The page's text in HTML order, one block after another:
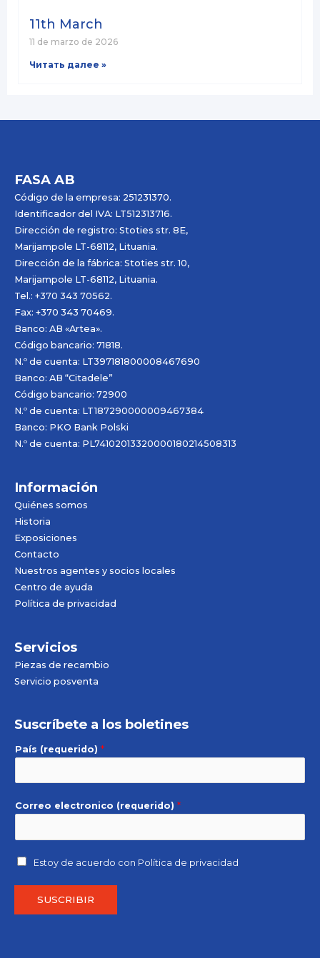
11th March
11 de marzo de 2026
Читать далее »
FASA AB
Código de la empresa: 251231370.
Identificador del IVA: LT512313716.
Dirección de registro: Stoties str. 8E,
Marijampole LT-68112, Lituania.
Dirección de la fábrica: Stoties str. 10,
Marijampole LT-68112, Lituania.
Tel.: +370 343 70562.
Fax: +370 343 70469.
Banco: AB «Artea».
Código bancario: 71818.
N.º de cuenta: LT397181800008467690
Banco: AB “Citadele”
Código bancario: 72900
N.º de cuenta: LT187290000009467384
Banco: PKO Bank Polski
N.º de cuenta: PL74102013320000180214508313
Información
Quiénes somos
Historia
Exposiciones
Contacto
Nuestros agentes y socios locales
Centro de ayuda
Política de privacidad
Servicios
Piezas de recambio
Servicio posventa
Suscríbete a los boletines
País (requerido) *
Correo electronico (requerido) *
Estoy de acuerdo con Política de privacidad
SUSCRIBIR